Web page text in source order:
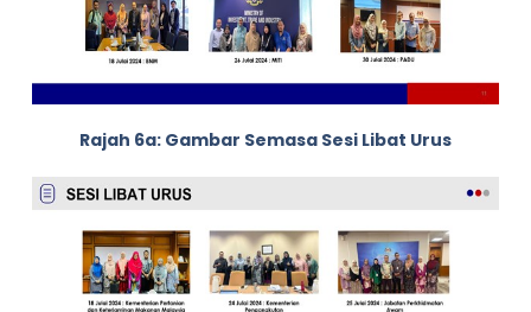
Rajah 6a: Gambar Semasa Sesi Libat Urus